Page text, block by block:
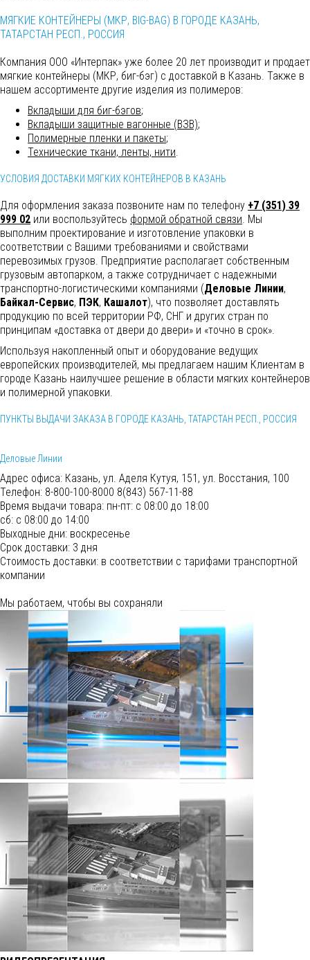
МЯГКИЕ КОНТЕЙНЕРЫ (МКР, BIG-BAG) В ГОРОДЕ КАЗАНЬ,
ТАТАРСТАН РЕСП., РОССИЯ
Компания ООО «Интерпак» уже более 20 лет производит и продает
мягкие контейнеры (МКР, биг-бэг) с доставкой в Казань. Также в
нашем ассортименте другие изделия из полимеров:
Вкладыши для биг-бэгов;
Вкладыши защитные вагонные (ВЗВ);
Полимерные пленки и пакеты;
Технические ткани, ленты, нити.
УСЛОВИЯ ДОСТАВКИ МЯГКИХ КОНТЕЙНЕРОВ В КАЗАНЬ
Для оформления заказа позвоните нам по телефону +7 (351) 39
999 02 или воспользуйтесь формой обратной связи. Мы
выполним проектирование и изготовление упаковки в
соответствии с Вашими требованиями и свойствами
перевозимых грузов. Предприятие располагает собственным
грузовым автопарком, а также сотрудничает с надежными
транспортно-логистическими компаниями (Деловые Линии,
Байкал-Сервис, ПЭК, Кашалот), что позволяет доставлять
продукцию по всей территории РФ, СНГ и других стран по
принципам «доставка от двери до двери» и «точно в срок».
Используя накопленный опыт и оборудование ведущих
европейских производителей, мы предлагаем нашим Клиентам в
городе Казань наилучшее решение в области мягких контейнеров
и полимерной упаковки.
ПУНКТЫ ВЫДАЧИ ЗАКАЗА В ГОРОДЕ КАЗАНЬ, ТАТАРСТАН РЕСП., РОССИЯ
Деловые Линии
Адрес офиса: Казань, ул. Аделя Кутуя, 151, ул. Восстания, 100
Телефон: 8-800-100-8000 8(843) 567-11-88
Время выдачи товара: пн-пт: с 08:00 до 18:00
сб: с 08:00 до 14:00
Выходные дни: воскресенье
Срок доставки: 3 дня
Cтоимость доставки: в соответствии с тарифами транспортной
компании
Мы работаем, чтобы вы сохраняли